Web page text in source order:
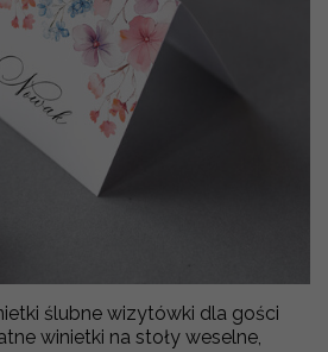
ślubne wizytówki dla gości
winietki na stoły weselne,